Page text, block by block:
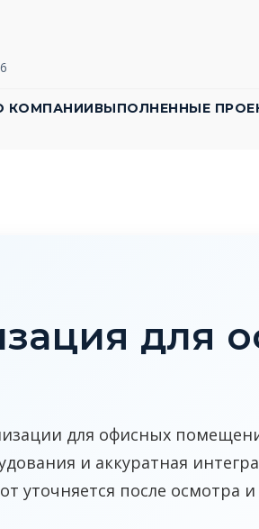
КОМПАНИИВЫПОЛНЕННЫЕ
для
для офисных
и аккуратная
уточняется после осмотра